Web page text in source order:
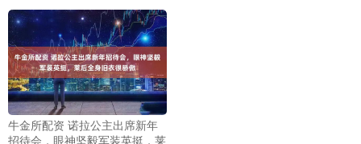
牛金所配资 诺拉公主出席新年
招待会，眼神坚毅军装英挺，莱